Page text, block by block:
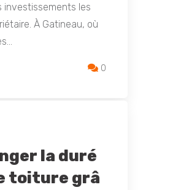
investissements les
À Gatineau, où
0
la duré
toiture grâ